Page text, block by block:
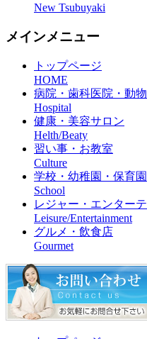
New Tsubuyaki
メインメニュー
トップページ
HOME
病院・歯科医院・動
Hospital
健康・美容サロン
Helth/Beaty
習い事・お教室
Culture
学校・幼稚園・保育園
School
レジャー・エンター
Leisure/Entertainment
グルメ・飲食店
Gourmet